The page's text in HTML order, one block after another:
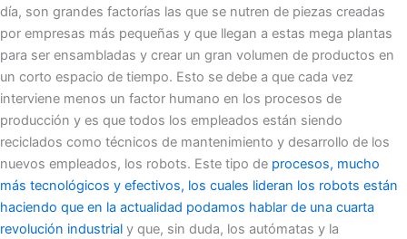
día, son grandes factorías las que se nutren de piezas creadas
por empresas más pequeñas y que llegan a estas mega plantas
para ser ensambladas y crear un gran volumen de productos en
un corto espacio de tiempo. Esto se debe a que cada vez
interviene menos un factor humano en los procesos de
producción y es que todos los empleados están siendo
reciclados como técnicos de mantenimiento y desarrollo de los
nuevos empleados, los robots. Este tipo de procesos, mucho
más tecnológicos y efectivos, los cuales lideran los robots están
haciendo que en la actualidad podamos hablar de una cuarta
revolución industrial y que, sin duda, los autómatas y la